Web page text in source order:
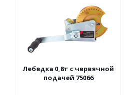
Лебедка 0,8т с червячной
подачей 75066